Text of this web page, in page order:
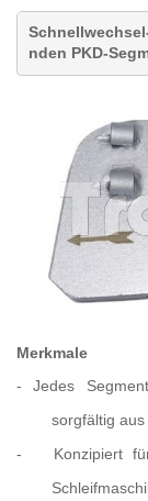
nden PKD-
Merkmale
- Jedes
sorgfältig
-
Konzipiert